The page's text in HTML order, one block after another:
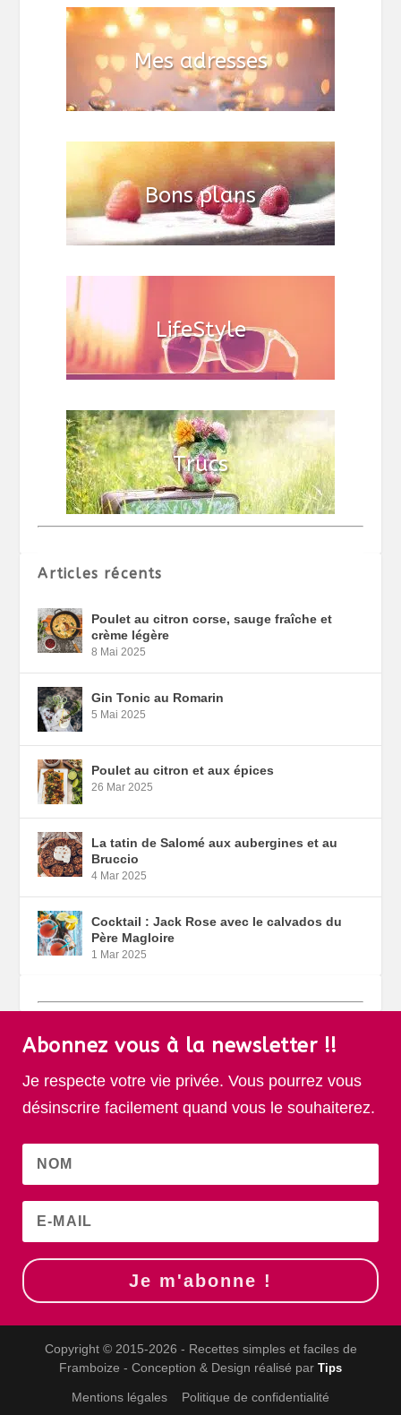
Articles récents
Poulet au citron corse, sauge fraîche et
crème légère
8 Mai 2025
Gin Tonic au Romarin
5 Mai 2025
Poulet au citron et aux épices
26 Mar 2025
La tatin de Salomé aux aubergines et au
Bruccio
4 Mar 2025
Cocktail : Jack Rose avec le calvados du
Père Magloire
1 Mar 2025
Abonnez vous à la newsletter !!
Je respecte votre vie privée. Vous pourrez vous
désinscrire facilement quand vous le souhaiterez.
Je m'abonne !
Copyright © 2015-2026 - Recettes simples et faciles de
Framboize - Conception & Design réalisé par Tips
Mentions légales Politique de confidentialité